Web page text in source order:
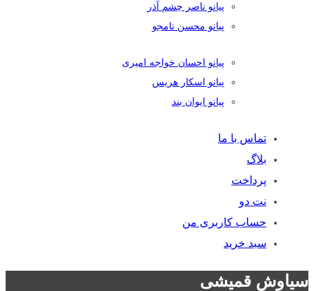
پیانو ناصر چشم آذر
پیانو محسن نامجو
پیانو احسان خواجه امیری
پیانو اسکار هریس
پیانو ایوان بند
تماس با ما
بلاگ
پرداخت
نت دو
حساب کاربری من
سبد خرید
سیاوش قمیشی